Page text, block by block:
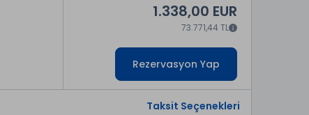
1.338,00 EUR
73.771,44 TL
Rezervasyon Yap
Taksit Seçenekleri